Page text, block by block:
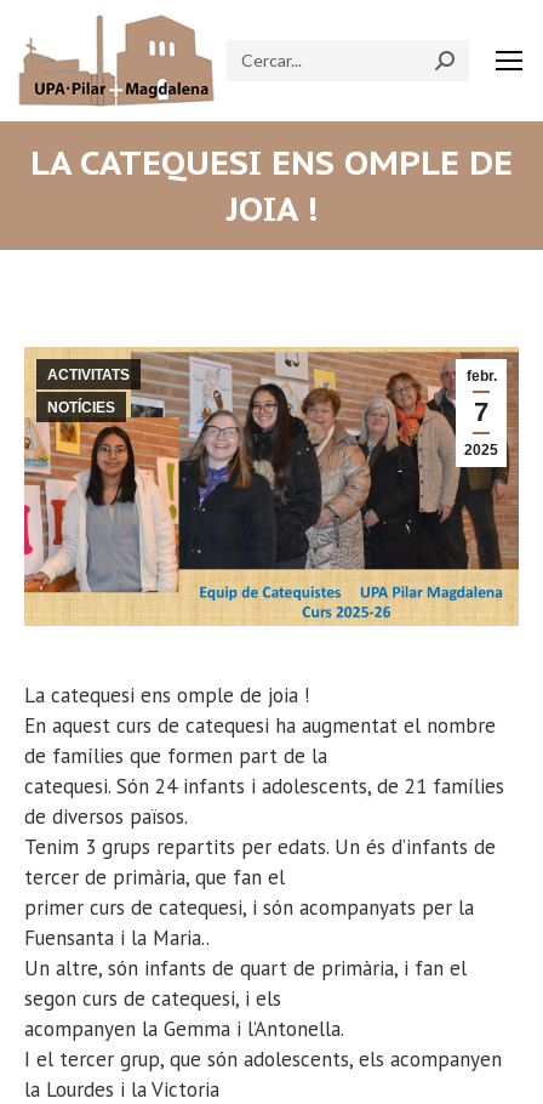
Search:
LA CATEQUESI ENS OMPLE DE
JOIA !
febr.
7
2025
ACTIVITATS
NOTÍCIES
La catequesi ens omple de joia !
En aquest curs de catequesi ha augmentat el nombre
de famílies que formen part de la
catequesi. Són 24 infants i adolescents, de 21 famílies
de diversos països.
Tenim 3 grups repartits per edats. Un és d’infants de
tercer de primària, que fan el
primer curs de catequesi, i són acompanyats per la
Fuensanta i la Maria..
Un altre, són infants de quart de primària, i fan el
segon curs de catequesi, i els
acompanyen la Gemma i l’Antonella.
I el tercer grup, que són adolescents, els acompanyen
la Lourdes i la Victoria